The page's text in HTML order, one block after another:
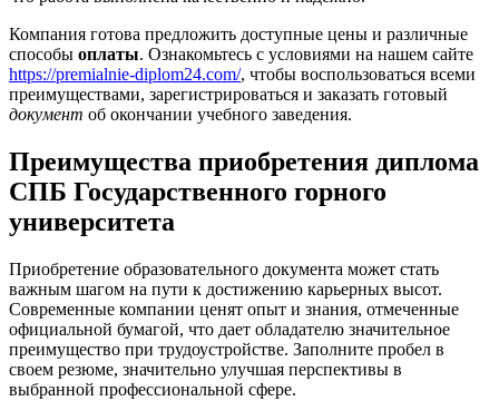
Компания готова предложить доступные цены и различные
способы оплаты. Ознакомьтесь с условиями на нашем сайте
https://premialnie-diplom24.com/, чтобы воспользоваться всеми
преимуществами, зарегистрироваться и заказать готовый
документ об окончании учебного заведения.
Преимущества приобретения диплома
СПБ Государственного горного
университета
Приобретение образовательного документа может стать
важным шагом на пути к достижению карьерных высот.
Современные компании ценят опыт и знания, отмеченные
официальной бумагой, что дает обладателю значительное
преимущество при трудоустройстве. Заполните пробел в
своем резюме, значительно улучшая перспективы в
выбранной профессиональной сфере.